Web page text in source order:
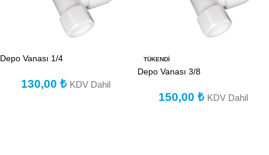
Depo Vanası 1/4
130,00 ₺ KDV Dahil
TÜKENDI
Depo Vanası 3/8
150,00 ₺ KDV Dahil